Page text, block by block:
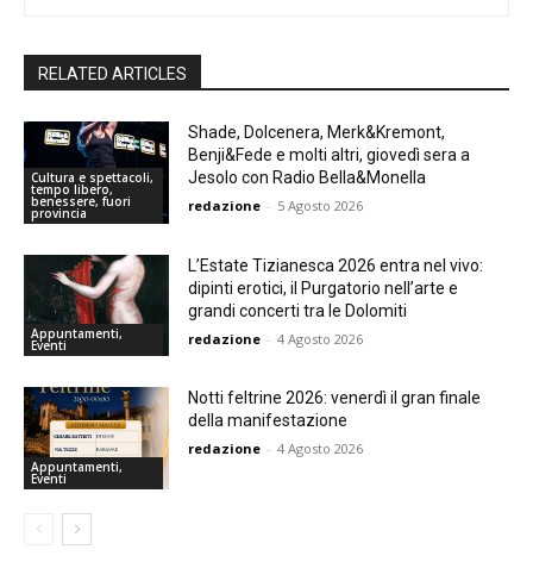
RELATED ARTICLES
Cultura e spettacoli,
tempo libero,
benessere, fuori
provincia
Shade, Dolcenera, Merk&Kremont,
Benji&Fede e molti altri, giovedì sera a
Jesolo con Radio Bella&Monella
redazione - 5 Agosto 2026
Appuntamenti,
Eventi
L’Estate Tizianesca 2026 entra nel vivo:
dipinti erotici, il Purgatorio nell’arte e
grandi concerti tra le Dolomiti
redazione - 4 Agosto 2026
Appuntamenti,
Eventi
Notti feltrine 2026: venerdì il gran finale
della manifestazione
redazione - 4 Agosto 2026